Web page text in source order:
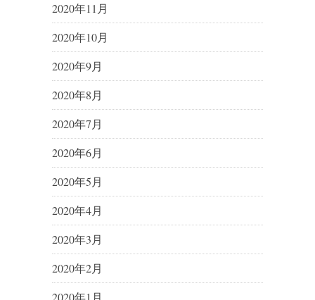
2020年11月
2020年10月
2020年9月
2020年8月
2020年7月
2020年6月
2020年5月
2020年4月
2020年3月
2020年2月